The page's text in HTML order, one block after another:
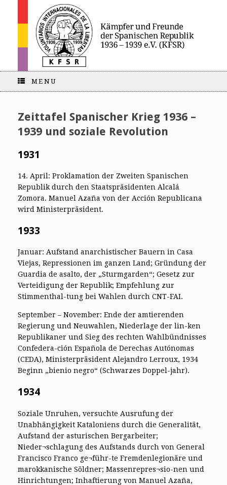
MENU
Zeittafel Spanischer Krieg 1936 –
1939 und soziale Revolution
1931
14. April: Proklamation der Zweiten Spanischen
Republik durch den Staatspräsidenten Alcalá
Zomora. Manuel Azaña von der Acción Republicana
wird Ministerpräsident.
1933
Januar: Aufstand anarchistischer Bauern in Casa
Viejas, Repressionen im ganzen Land; Gründung der
Guardia de asalto, der „Sturmgarden“; Gesetz zur
Verteidigung der Republik; Empfehlung zur
Stimmenthal-tung bei Wahlen durch CNT-FAI.
September – November: Ende der amtierenden
Regierung und Neuwahlen, Niederlage der lin-ken
Republikaner und Sieg des rechten Wahlbündnisses
Confedera-ción Española de Derechas Autónomas
(CEDA), Ministerpräsident Alejandro Lerroux, 1934
Beginn „bienio negro“ (Schwarzes Doppel-jahr).
1934
Soziale Unruhen, versuchte Ausrufung der
Unabhängigkeit Kataloniens durch die Generalität,
Aufstand der asturischen Bergarbeiter;
Nieder¬schlagung des Aufstands durch von General
Francisco Franco ge¬führ-te Fremdenlegionäre und
marokkanische Söldner; Massenrepres¬sio-nen und
Hinrichtungen; Inhaftierung von Manuel Azaña,